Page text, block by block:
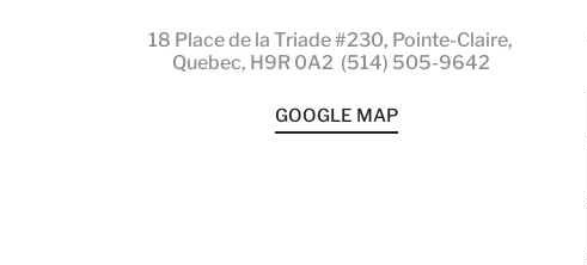
18 Place de la Triade #230, Pointe-Claire,
Quebec, H9R 0A2 (514) 505-9642
GOOGLE MAP